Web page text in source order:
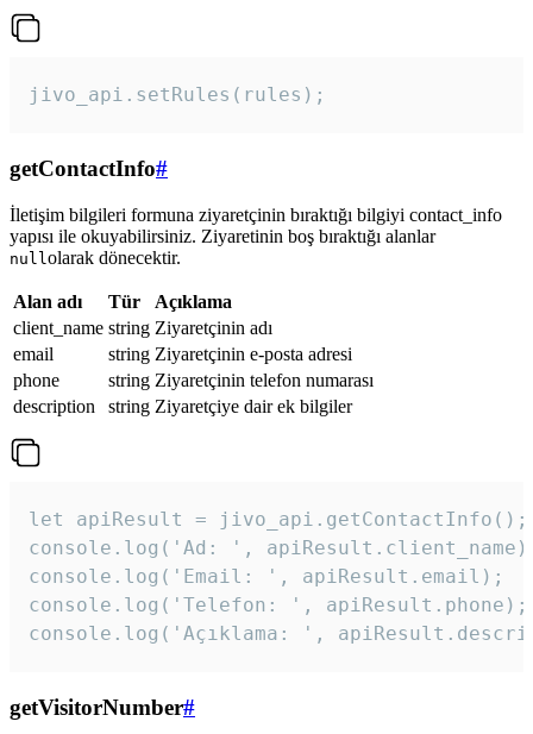
jivo_api.setRules(rules);
getContactInfo#
İletişim bilgileri formuna ziyaretçinin bıraktığı bilgiyi contact_info
yapısı ile okuyabilirsiniz. Ziyaretinin boş bıraktığı alanlar
null olarak dönecektir.
Alan adı Tür
Açıklama
client_name string Ziyaretçinin adı
email
string Ziyaretçinin e-posta adresi
phone
string Ziyaretçinin telefon numarası
description
string Ziyaretçiye dair ek bilgiler
let apiResult = jivo_api.getContactInfo();
console.log('Ad: ',
console.log('Email: ', apiResult.email);
console.log('Telefon: ', apiResult.phone);
console.log('Açıklama: ',
getVisitorNumber#